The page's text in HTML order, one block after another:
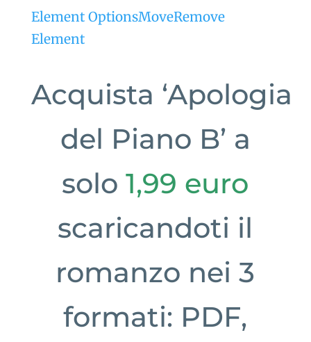
Element OptionsMoveRemove
Element
Acquista ‘Apologia
del Piano B’ a
solo1,99 euro
scaricandoti il
romanzo nei 3
formati: PDF,